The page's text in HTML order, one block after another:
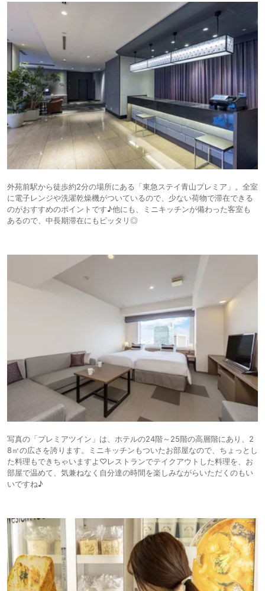
外苑前駅から徒歩約2分の場所にある「東急ステイ青山プレミア」。全室
に電子レンジや洗濯乾燥機がついているので、少ない荷物で滞在できる
のがおすすめのポイントです♪他にも、ミニキッチンが備わった客室も
あるので、中長期滞在にもピッタリ◎
写真の「プレミアツイン」は、ホテルの24階～25階の高層階にあり、2
8㎡の広さを誇ります。ミニキッチンもついたお部屋なので、ちょっとし
た料理もできちゃいますよ♡レストランでテイクアウトした料理を、お
部屋で温めて、気兼ねなく自分達の時間を楽しみながらいただくのもい
いですね♪